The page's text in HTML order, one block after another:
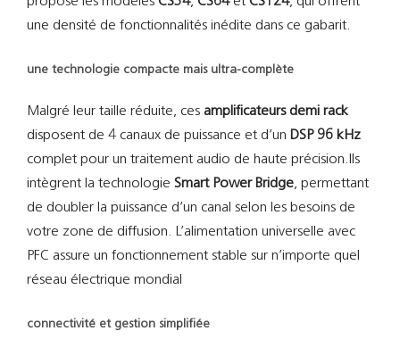
une densité de fonctionnalités inédite dans ce gabarit.
une technologie compacte mais ultra-complète
Malgré leur taille réduite, ces amplificateurs demi rack
disposent de 4 canaux de puissance et d’un DSP 96 kHz
complet pour un traitement audio de haute précision.Ils
intègrent la technologie Smart Power Bridge, permettant
de doubler la puissance d’un canal selon les besoins de
votre zone de diffusion. L’alimentation universelle avec
PFC assure un fonctionnement stable sur n’importe quel
réseau électrique mondial
connectivité et gestion simplifiée